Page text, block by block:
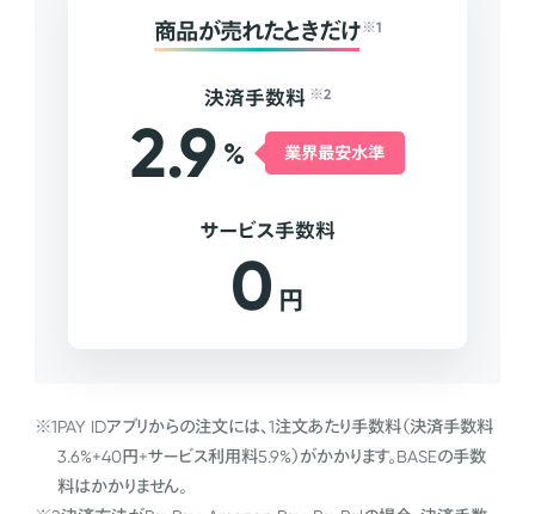
商品が売れたときだけ ※1
決済手数料 ※2
2.9 % 業界最安水準
サービス手数料
0 円
※1PAY IDアプリからの注文には、1注文あたり手数料（決済手数料
3.6%+40円+サービス利用料5.9%）がかかります。BASEの手数
料はかかりません。